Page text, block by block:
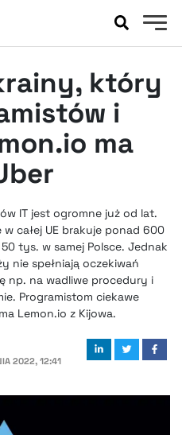
który
i
ma
IT jest ogromne już od lat.
w całej UE brakuje ponad 600
tys. w samej Polsce. Jednak
nie spełniają oczekiwań
np. na wadliwe procedury i
Programistom ciekawe
Lemon.io z Kijowa.
2022, 12:41